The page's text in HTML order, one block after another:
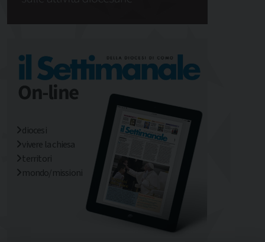
diocesi
vivere la chiesa
territori
mondo/missioni